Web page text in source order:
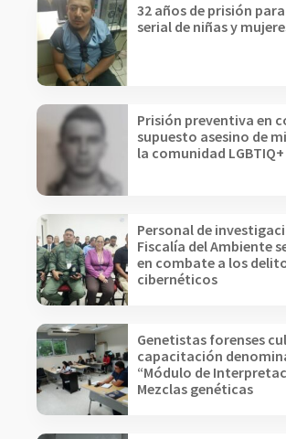
32 años de prisión
serial de niñas y
Prisión preventiva en
supuesto asesino de
la comunidad LGBTIQ+
Personal de
Fiscalía del Ambiente
en combate a los
cibernéticos
Genetistas forenses
capacitación
“Módulo de
Mezclas genéticas